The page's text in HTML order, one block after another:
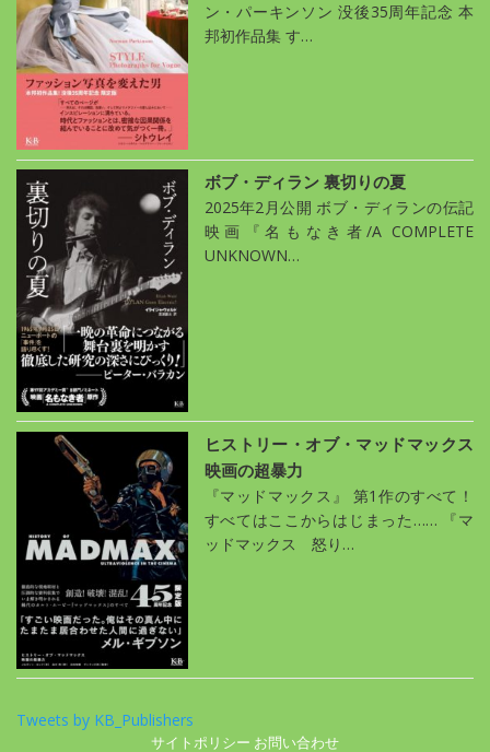
ン・パーキンソン 没後35周年記念 本
邦初作品集 す…
ボブ・ディラン 裏切りの夏
2025年2月公開 ボブ・ディランの伝記
映画『名もなき者/A COMPLETE
UNKNOWN…
ヒストリー・オブ・マッドマックス
映画の超暴力
『マッドマックス』 第1作のすべて！
すべてはここからはじまった…… 『マ
ッドマックス 怒り…
Tweets by KB_Publishers
サイトポリシー お問い合わせ